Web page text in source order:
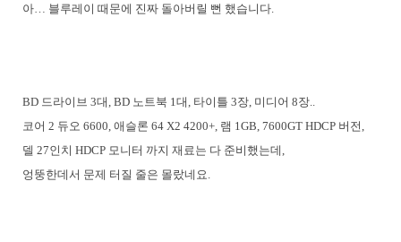
아… 블루레이 때문에 진짜 돌아버릴 뻔 했습니다.
BD 드라이브 3대, BD 노트북 1대, 타이틀 3장, 미디어 8장..
코어 2 듀오 6600, 애슬론 64 X2 4200+, 램 1GB, 7600GT HDCP 버전,
델 27인치 HDCP 모니터 까지 재료는 다 준비했는데,
엉뚱한데서 문제 터질 줄은 몰랐네요.